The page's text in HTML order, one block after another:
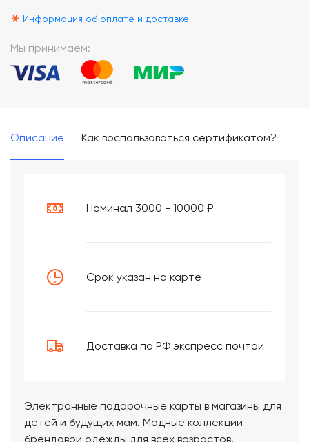
* Информация об оплате и доставке
Мы принимаем:
Описание Как воспользоваться сертификатом?
Номинал 3000 - 10000 ₽
Срок указан на карте
Доставка по РФ экспресс почтой
Электронные подарочные карты в магазины для
детей и будущих мам. Модные коллекции
брендовой одежды для всех возрастов.